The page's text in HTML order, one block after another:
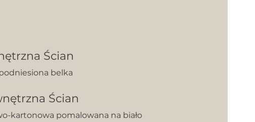
Ścian
belka
Ścian
kartonowa pomalowana na biało